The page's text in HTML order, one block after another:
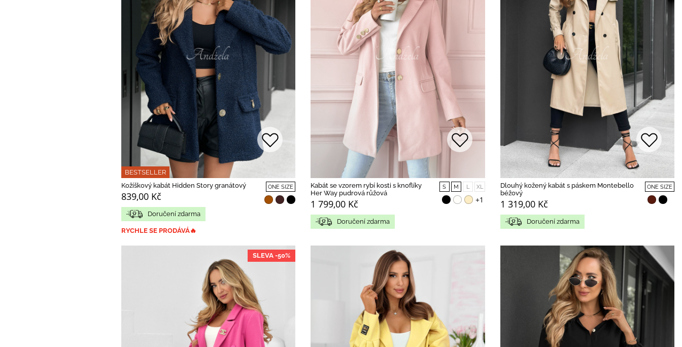
BESTSELLER
Kožíškový kabát Hidden Story granátový
839,00 Kč
ONE SIZE
Doručení zdarma
RYCHLE SE PRODÁVÁ🔥
Kabát se vzorem rybí kosti s knoflíky
Her Way pudrová růžová
1 799,00 Kč
S M L XL
+1
Doručení zdarma
Dlouhý kožený kabát s páskem Montebello
béžový
1 319,00 Kč
ONE SIZE
Doručení zdarma
SLEVA -50%